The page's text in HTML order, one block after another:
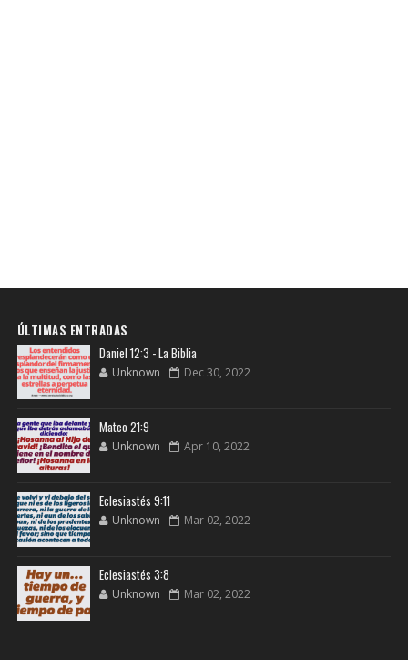
ÚLTIMAS ENTRADAS
Daniel 12:3 - La Biblia
Unknown Dec 30, 2022
Mateo 21:9
Unknown Apr 10, 2022
Eclesiastés 9:11
Unknown Mar 02, 2022
Eclesiastés 3:8
Unknown Mar 02, 2022